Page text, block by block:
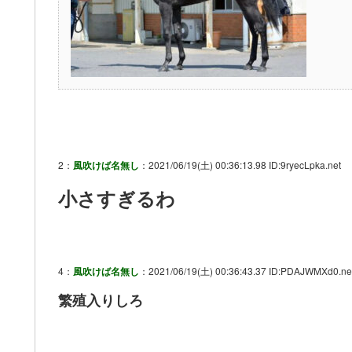
2： 風吹けば名無し ：2021/06/19(土) 00:36:13.98 ID:9ryecLpka.net
小さすぎるわ
4： 風吹けば名無し ：2021/06/19(土) 00:36:43.37
繁殖入りしろ